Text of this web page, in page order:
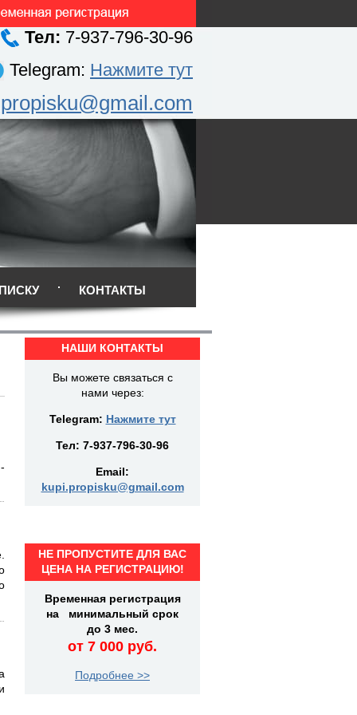
Тел: 7-937-796-30-96
Telegram: Нажмите тут
КОНТАКТЫ
НАШИ КОНТАКТЫ
Вы можете связаться с
нами через:
Telegram: Нажмите тут
Тел: 7-937-796-30-96
Email:
kupi.propisku@gmail.com
НЕ ПРОПУСТИТЕ ДЛЯ ВАС
ЦЕНА НА РЕГИСТРАЦИЮ!
Временная регистрация
на минимальный срок
до 3 мес.
от 7 000 руб.
Подробнее >>